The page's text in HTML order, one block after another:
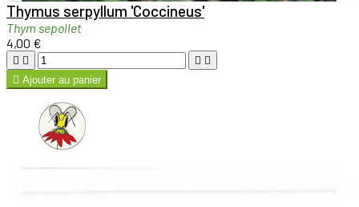
Thymus serpyllum 'Coccineus'
Thym sepollet
4,00 €
   
 Ajouter au panier